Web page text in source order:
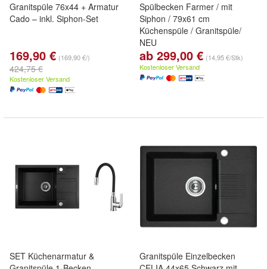
Granitspüle 76x44 + Armatur
Cado – inkl. Siphon-Set
169,90 € (169,90 €/)
424,75 €
Kostenloser Versand
Spülbecken Farmer / mit
Siphon / 79x61 cm
Küchenspüle / Granitspüle/
NEU
ab 299,00 € (14,95 €/Stk)
Kostenloser Versand
SET Küchenarmatur &
Granitspüle Einzelbecken